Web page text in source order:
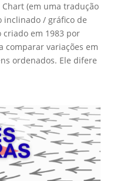
Chart (em uma tradução
inclinado / gráfico de
em 1983 por
comparar variações em
ordenados. Ele difere